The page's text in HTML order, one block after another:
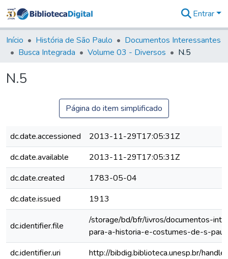
&
Coleções
Tudo na
Entrar
Início História de São Paulo
Documentos Interessantes
Busca Integrada
Volume 03 - Diversos N.5
N.5
Página do item simplificado
dc.date.accessioned
2013-11-29T17:05:31Z
dc.date.available
2013-11-29T17:05:31Z
dc.date.created
1783-05-04
dc.date.issued
1913
dc.identifier.file
/storage/bd/bfr/livros/documentos-
para-a-historia-e-costumes-de-s-
dc.identifier.uri
http://bibdig.biblioteca.unesp.br/